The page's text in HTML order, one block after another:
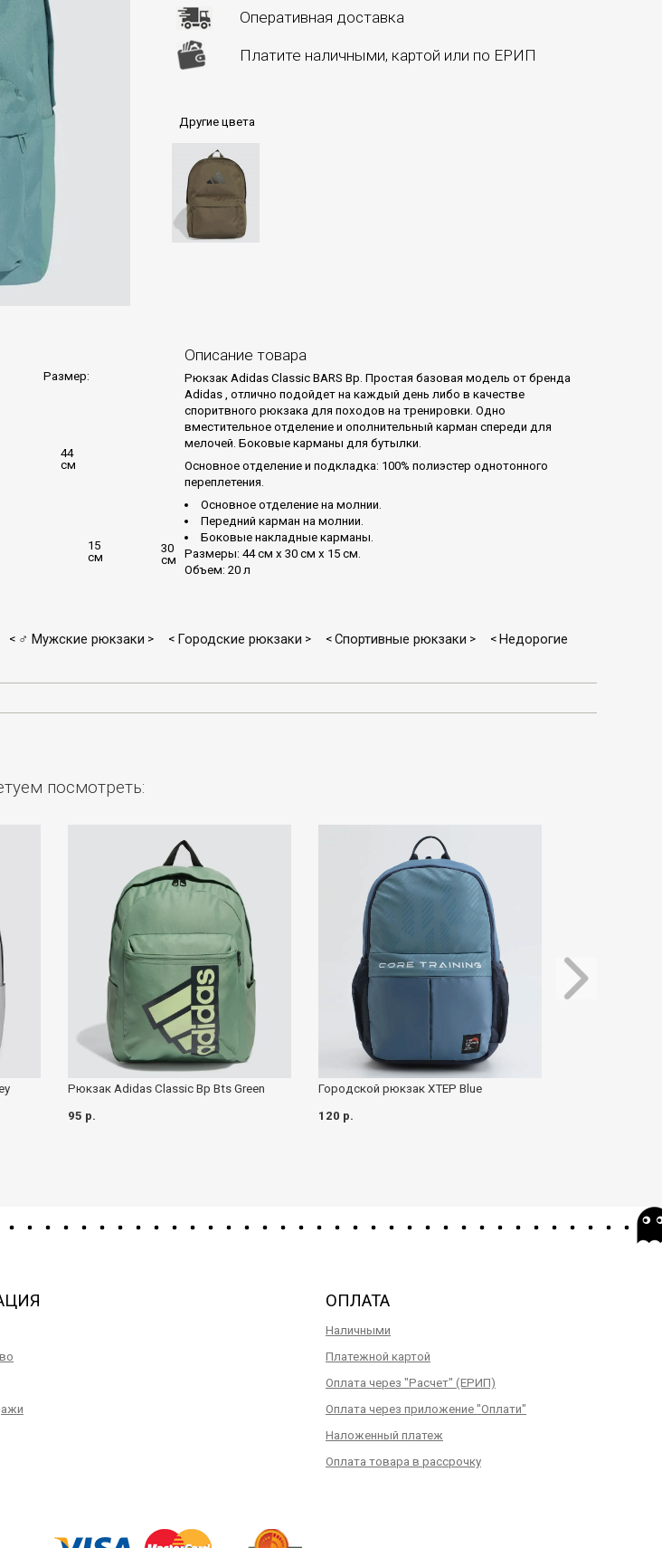
Оперативная доставка
Платите наличными, картой или по ЕРИП
Другие цвета
44
см
15
см
30
см
Размер:
Описание товара
Рюкзак Adidas Classic BARS Bp. Простая базовая модель от бренда
Adidas , отлично подойдет на каждый день либо в качестве
споритвного рюкзака для походов на тренировки. Одно
вместительное отделение и ополнительный карман спереди для
мелочей. Боковые карманы для бутылки.
Основное отделение и подкладка: 100% полиэстер однотонного
переплетения.
Основное отделение на молнии.
Передний карман на молнии.
Боковые накладные карманы.
Размеры: 44 см х 30 см х 15 см.
Объем: 20 л
< ♂ Мужские рюкзаки > < Городские рюкзаки > < Спортивные рюкзаки > < Недорогие
посмотреть:
Рюкзак Adidas Classic Bp Bts Green
95 р.
Городской рюкзак XTEP Blue
120 р.
ОПЛАТА
Наличными
Платежной картой
Оплата через "Расчет" (ЕРИП)
Оплата через приложение "Оплати"
Наложенный платеж
Оплата товара в рассрочку